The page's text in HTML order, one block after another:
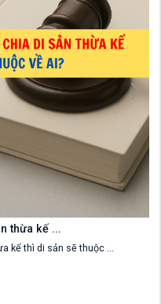
thừa kế chết không có di ...
kế chết không có di chúc ...